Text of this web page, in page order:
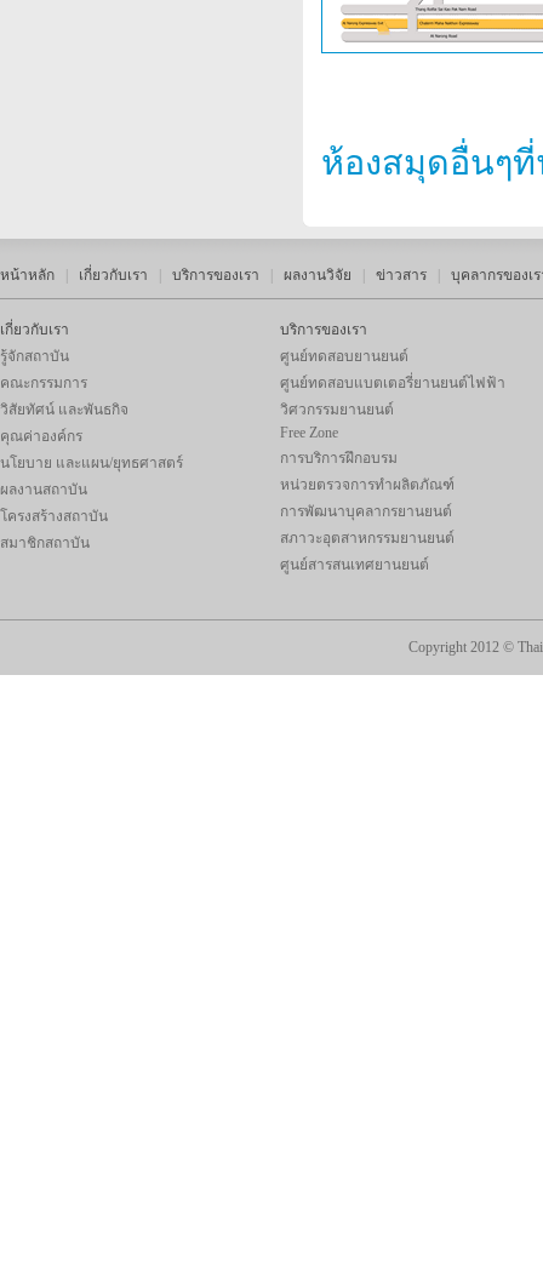
ห้องสมุดอื่นๆ
หน้าหลัก เกี่ยวกับเรา บริการของเรา ผลงานวิจัย ข่าวสาร บุคลากรของเ
เกี่ยวกับเรา
รู้จักสถาบัน
คณะกรรมการ
วิสัยทัศน์ และพันธกิจ
คุณค่าองค์กร
นโยบาย และแผน/ยุทธศาสตร์
ผลงานสถาบัน
โครงสร้างสถาบัน
สมาชิกสถาบัน
บริการของเรา
ศูนย์ทดสอบยานยนต์
ศูนย์ทดสอบแบตเตอรี่ยานยนต์ไฟฟ้า
วิศวกรรมยานยนต์
Free Zone
การบริการฝึกอบรม
หน่วยตรวจการทำผลิตภัณฑ์
การพัฒนาบุคลากรยานยนต์
สภาวะอุตสาหกรรมยานยนต์
ศูนย์สารสนเทศยานยนต์
Copyright 2012 ©